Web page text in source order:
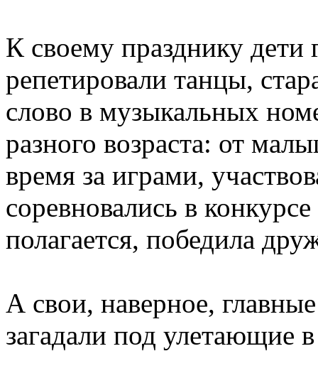
К своему празднику дети
репетировали танцы,
слово в музыкальных
разного возраста: от
время за играми,
соревновались в
полагается, победила
А свои, наверное,
загадали под улетающие